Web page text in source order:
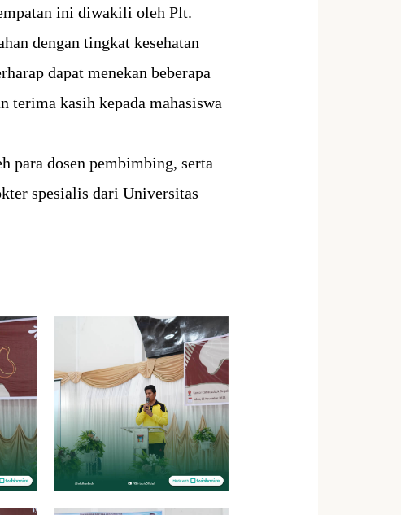
ini diwakili oleh Plt.
dengan tingkat kesehatan
dapat menekan beberapa
terima kasih kepada mahasiswa
para dosen pembimbing, serta
spesialis dari Universitas